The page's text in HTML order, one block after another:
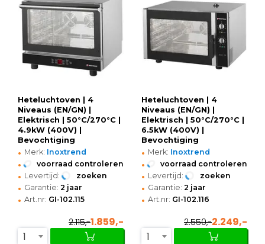
Heteluchtoven | 4
Niveaus (EN/GN) |
Elektrisch | 50°C/270°C |
4.9kW (400V) |
Bevochtiging
(Handmatig) |
725x715x605(h)mm
• Merk: Inoxtrend
• voorraad controleren
• Levertijd: zoeken
• Garantie: 2 jaar
• Art.nr: GI-102.115
2.115,-1.859,-
1
Heteluchtoven | 4
Niveaus (EN/GN) |
Elektrisch | 50°C/270°C |
6.5kW (400V) |
Bevochtiging
(Handmatig) |
865x735x565(h)mm
• Merk: Inoxtrend
• voorraad controleren
• Levertijd: zoeken
• Garantie: 2 jaar
• Art.nr: GI-102.116
2.550,-2.249,-
1